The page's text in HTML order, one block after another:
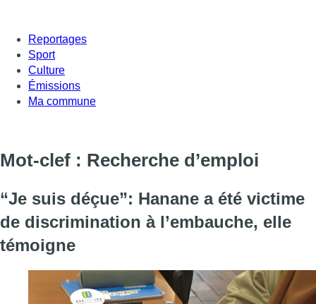
Reportages
Sport
Culture
Émissions
Ma commune
Mot-clef : Recherche d’emploi
“Je suis déçue”: Hanane a été victime
de discrimination à l’embauche, elle
témoigne